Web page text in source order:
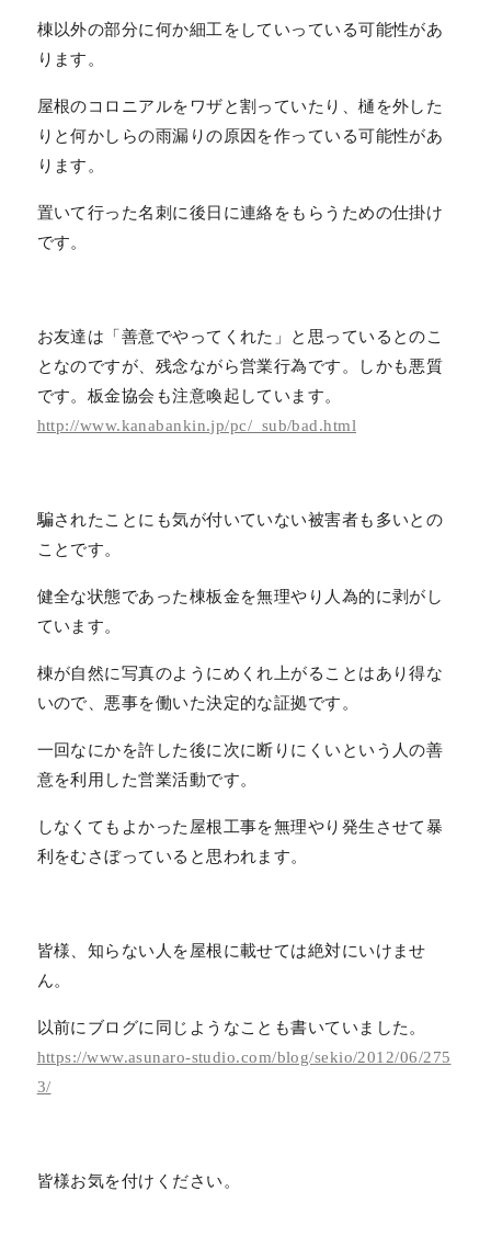
棟以外の部分に何か細工をしていっている可能性があ
ります。
屋根のコロニアルをワザと割っていたり、樋を外した
りと何かしらの雨漏りの原因を作っている可能性があ
ります。
置いて行った名刺に後日に連絡をもらうための仕掛け
です。
お友達は「善意でやってくれた」と思っているとのこ
となのですが、残念ながら営業行為です。しかも悪質
です。板金協会も注意喚起しています。
http://www.kanabankin.jp/pc/_sub/bad.html
騙されたことにも気が付いていない被害者も多いとの
ことです。
健全な状態であった棟板金を無理やり人為的に剥がし
ています。
棟が自然に写真のようにめくれ上がることはあり得な
いので、悪事を働いた決定的な証拠です。
一回なにかを許した後に次に断りにくいという人の善
意を利用した営業活動です。
しなくてもよかった屋根工事を無理やり発生させて暴
利をむさぼっていると思われます。
皆様、知らない人を屋根に載せては絶対にいけませ
ん。
以前にブログに同じようなことも書いていました。
https://www.asunaro-studio.com/blog/sekio/2012/06/275
3/
皆様お気を付けください。